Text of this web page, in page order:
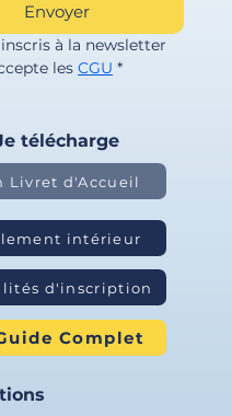
Envoyer
à la newsletter
les CGU *
télécharge
Livret d'Accueil
intérieur
d'inscription
Complet